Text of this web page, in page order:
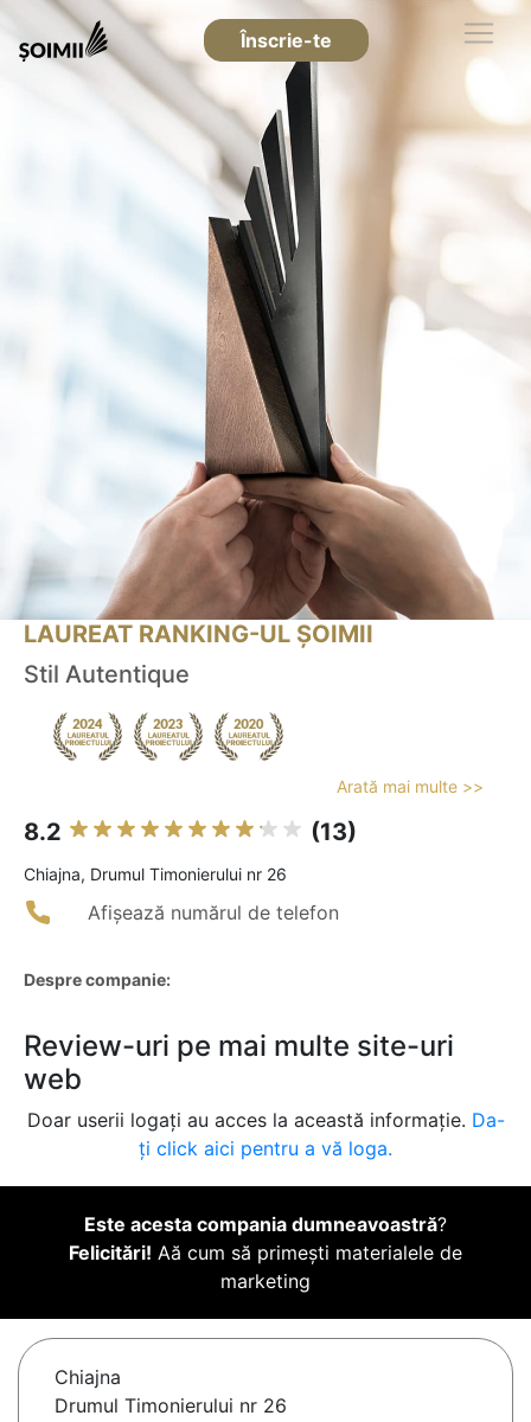
Înscrie-te
LAUREAT RANKING-UL ȘOIMII
Stil Autentique
Arată mai multe >>
8.2 (13)
Chiajna, Drumul Timonierului nr 26
Afișează numărul de telefon
Despre companie:
Review-uri pe mai multe site-uri
web
Doar userii logați au acces la această informație. Da-
ți click aici pentru a vă loga.
Este acesta compania dumneavoastră?
Felicitări! Aă cum să primești materialele de
marketing
Chiajna
Drumul Timonierului nr 26